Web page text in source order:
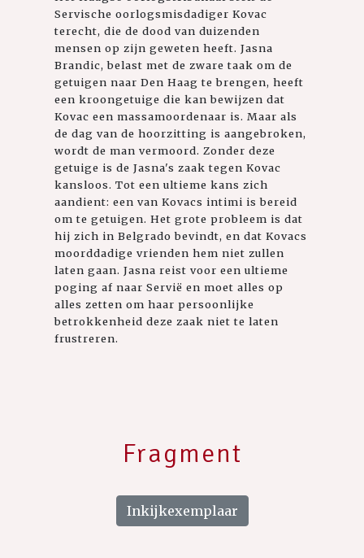
Servische oorlogsmisdadiger Kovac
terecht, die de dood van duizenden
mensen op zijn geweten heeft. Jasna
Brandic, belast met de zware taak om de
getuigen naar Den Haag te brengen, heeft
een kroongetuige die kan bewijzen dat
Kovac een massamoordenaar is. Maar als
de dag van de hoorzitting is aangebroken,
wordt de man vermoord. Zonder deze
getuige is de Jasna's zaak tegen Kovac
kansloos. Tot een ultieme kans zich
aandient: een van Kovacs intimi is bereid
om te getuigen. Het grote probleem is dat
hij zich in Belgrado bevindt, en dat Kovacs
moorddadige vrienden hem niet zullen
laten gaan. Jasna reist voor een ultieme
poging af naar Servië en moet alles op
alles zetten om haar persoonlijke
betrokkenheid deze zaak niet te laten
frustreren.
Fragment
Inkijkexemplaar